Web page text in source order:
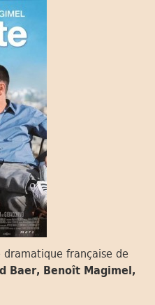
dramatique française de
Baer, Benoît Magimel,